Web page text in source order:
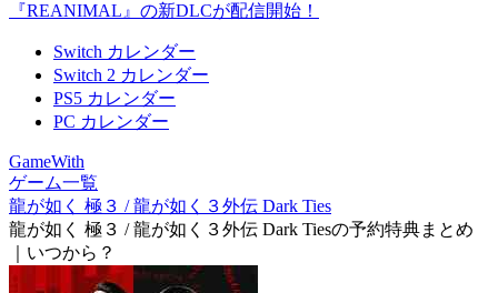
『REANIMAL』の新DLCが配信開始！
Switch カレンダー
Switch 2 カレンダー
PS5 カレンダー
PC カレンダー
GameWith
ゲーム一覧
龍が如く 極３ / 龍が如く３外伝 Dark Ties
龍が如く 極３ / 龍が如く３外伝 Dark Tiesの予約特典まとめ
｜いつから？